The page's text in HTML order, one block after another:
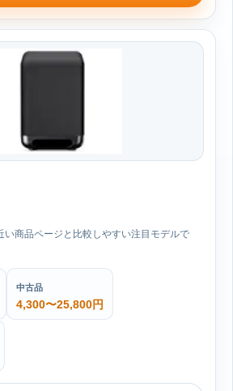
い商品ページと比較しやすい注目モデルで
中古品
4,300〜25,800円